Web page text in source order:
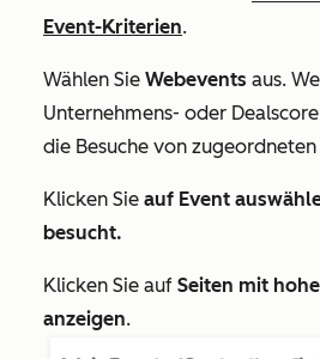
Event-Kriterien.
Wählen Sie Webevents aus.
Unternehmens- oder
die Besuche von
Klicken Sie auf Event
besucht.
Klicken Sie auf Seiten mit
anzeigen.